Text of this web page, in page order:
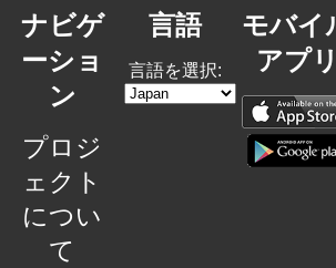
ナビゲ
ーショ
ン
プロジ
ェクト
につい
て
言語
言語を選択:
モバイ
アプリ